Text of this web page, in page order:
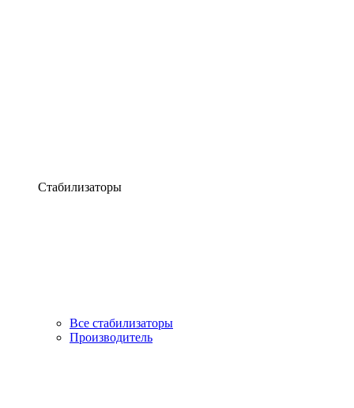
Стабилизаторы
Все стабилизаторы
Производитель